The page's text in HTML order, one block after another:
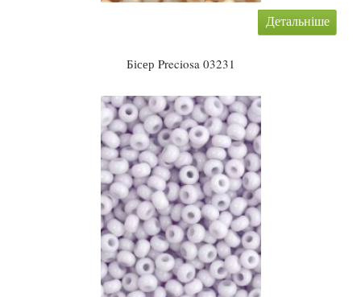
Детальніше
Бісер Preciosa 03231